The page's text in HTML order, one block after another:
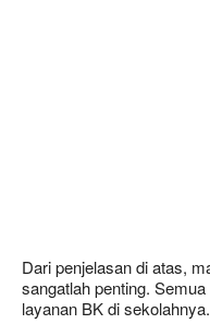
Dari penjelasan di atas,
sangatlah penting.
layanan BK di sekolahnya.